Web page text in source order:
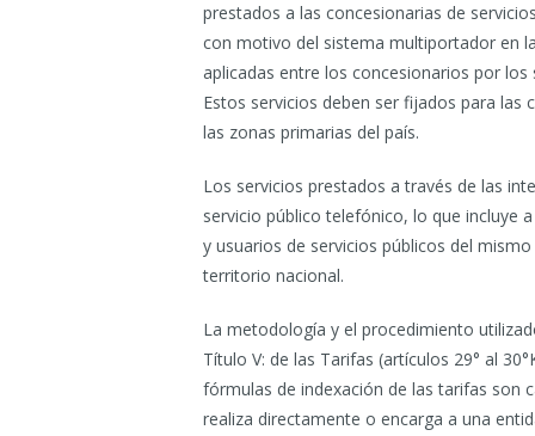
prestados a las concesionarias de
con motivo del sistema multiportador en
aplicadas entre los concesionarios por
Estos servicios deben ser fijados para
las zonas primarias del país.
Los servicios prestados a través de las
servicio público telefónico, lo que incluye
y usuarios de servicios públicos del
territorio nacional.
La metodología y el procedimiento
Título V: de las Tarifas (artículos 29° al
fórmulas de indexación de las tarifas son
realiza directamente o encarga a una